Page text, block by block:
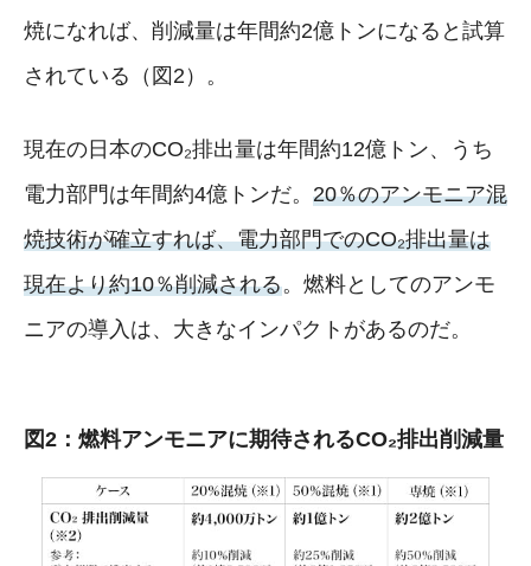
焼になれば、削減量は年間約2億トンになると試算
されている（図2）。
現在の日本のCO₂排出量は年間約12億トン、うち
電力部門は年間約4億トンだ。 20％のアンモニア混
焼技術が確立すれば、電力部門でのCO₂排出量は
現在より約10％削減される。燃料としてのアンモ
ニアの導入は、大きなインパクトがあるのだ。
図2：燃料アンモニアに期待されるCO₂排出削減量